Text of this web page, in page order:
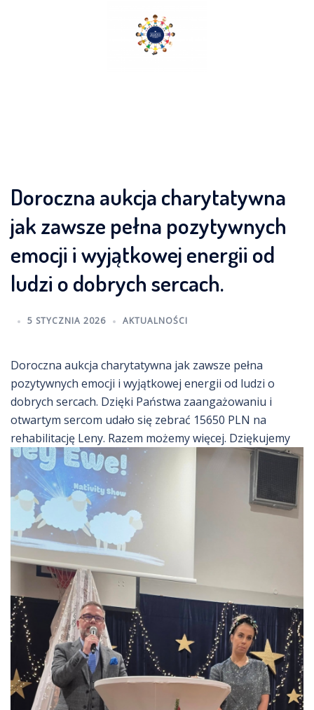
Doroczna aukcja charytatywna
jak zawsze pełna pozytywnych
emocji i wyjątkowej energii od
ludzi o dobrych sercach.
5 STYCZNIA 2026 AKTUALNOŚCI
Doroczna aukcja charytatywna jak zawsze pełna
pozytywnych emocji i wyjątkowej energii od ludzi o
dobrych sercach. Dzięki Państwa zaangażowaniu i
otwartym sercom udało się zebrać 15650 PLN na
rehabilitację Leny. Razem możemy więcej. Dziękujemy